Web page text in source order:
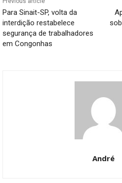
Para Sinait-SP, volta da
interdição restabelece
segurança de trabalhadores
em Congonhas
André